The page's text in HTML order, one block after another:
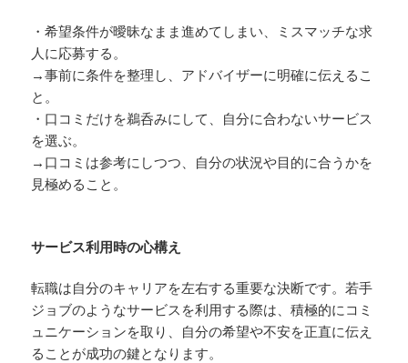
・希望条件が曖昧なまま進めてしまい、ミスマッチな求
人に応募する。
→事前に条件を整理し、アドバイザーに明確に伝えるこ
と。
・口コミだけを鵜呑みにして、自分に合わないサービス
を選ぶ。
→口コミは参考にしつつ、自分の状況や目的に合うかを
見極めること。
サービス利用時の心構え
転職は自分のキャリアを左右する重要な決断です。若手
ジョブのようなサービスを利用する際は、積極的にコミ
ュニケーションを取り、自分の希望や不安を正直に伝え
ることが成功の鍵となります。